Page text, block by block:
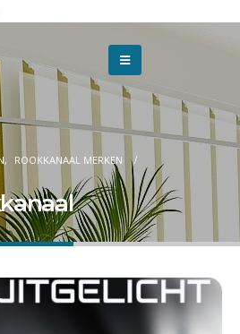
,
ROOKKANAAL MERKEN